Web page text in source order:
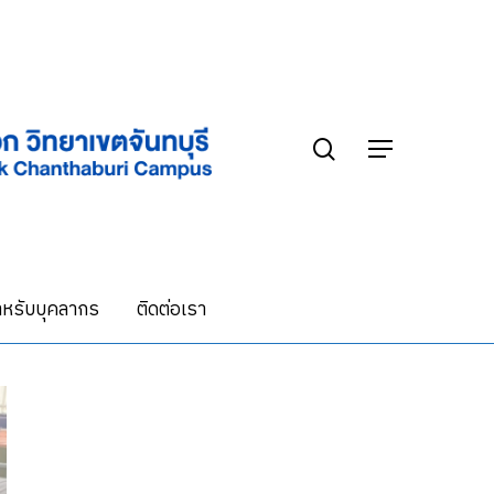
Menu
รับบุคลากร ติดต่อเรา